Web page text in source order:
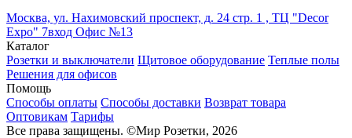
Москва, ул. Нахимовский проспект, д. 24 стр. 1 , ТЦ "Decor
Expo" 7вход Офис №13
Каталог
Розетки и выключатели Щитовое оборудование Теплые полы
Решения для офисов
Помощь
Способы оплаты Способы доставки Возврат товара
Оптовикам Тарифы
Все права защищены. ©Мир Розетки, 2026